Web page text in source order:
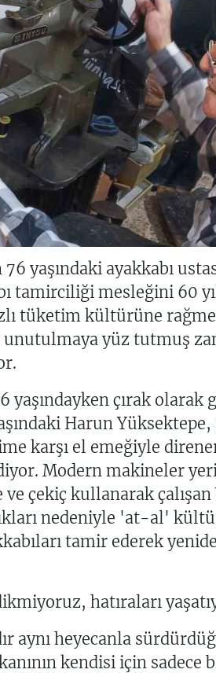
yaşındaki ayakkabı
tamirciliği mesleğini 60
tüketim kültürüne
unutulmaya yüz tutmuş
yaşındayken çırak olarak
Harun
karşı el emeğiyle
Modern makineler
çekiç kullanarak çalışan
nedeniyle 'at-al'
tamir ederek
hatıraları
aynı heyecanla
kendisi için sadece